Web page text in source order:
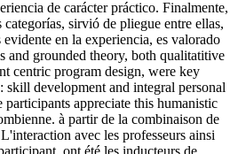
de carácter práctico. Finalmente,
sirvió de pliegue entre ellas,
en la experiencia, es valorado
and grounded theory, both qualitatitive
centric program design, were key
skill development and integral personal
appreciate this humanistic
à partir de la combinaison de
avec les professeurs ainsi
ont été les inducteurs de